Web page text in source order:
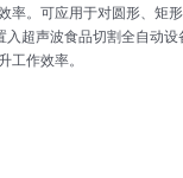
率。可应用于对圆形、矩
超声波食品切割全自动
工作效率。